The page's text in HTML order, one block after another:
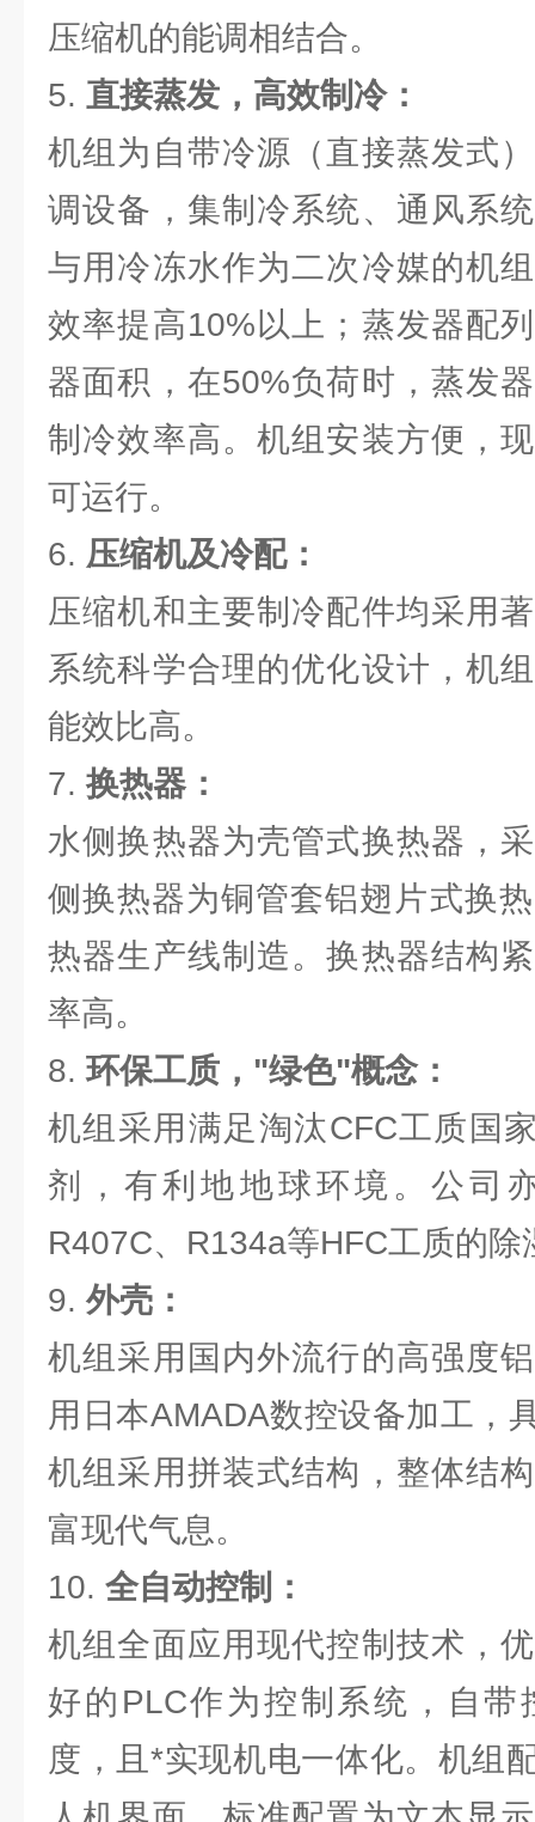
压缩机的能调相结合。
5. 直接蒸发，高效制冷：
机组为自带冷源（直接蒸发式
调设备，集制冷系统、通风系
与用冷冻水作为二次冷媒的机
效率提高10%以上；蒸发器配
器面积，在50%负荷时，蒸发
制冷效率高。机组安装方便，
可运行。
6. 压缩机及冷配：
压缩机和主要制冷配件均采用
系统科学合理的优化设计，机
能效比高。
7. 换热器：
水侧换热器为壳管式换热器，
侧换热器为铜管套铝翅片式换
热器生产线制造。换热器结构
率高。
8.环保工质，"绿色"概念：
机组采用满足淘汰CFC工质国
剂，有利地地球环境。公司
R407C、R134a等HFC工质的除
9. 外壳：
机组采用国内外流行的高强度
用日本AMADA数控设备加工，
机组采用拼装式结构，整体结
富现代气息。
10. 全自动控制：
机组全面应用现代控制技术，
好的PLC作为控制系统，自带
度，且*实现机电一体化。机组